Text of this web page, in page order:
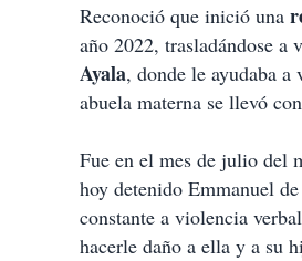
Reconoció que inició una
año 2022, trasladándose
Ayala, donde le ayudaba
abuela materna se llevó
Fue en el mes de julio del
hoy detenido Emmanuel
constante a violencia
hacerle daño a ella y a su